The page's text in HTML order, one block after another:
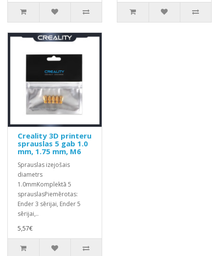
Creality 3D printeru
sprauslas 5 gab 1.0
mm, 1.75 mm, M6
Sprauslas izejošais
diametrs
1.0mmKomplektā 5
sprauslasPiemērotas:
Ender 3 sērijai, Ender 5
sērijai,..
5,57€